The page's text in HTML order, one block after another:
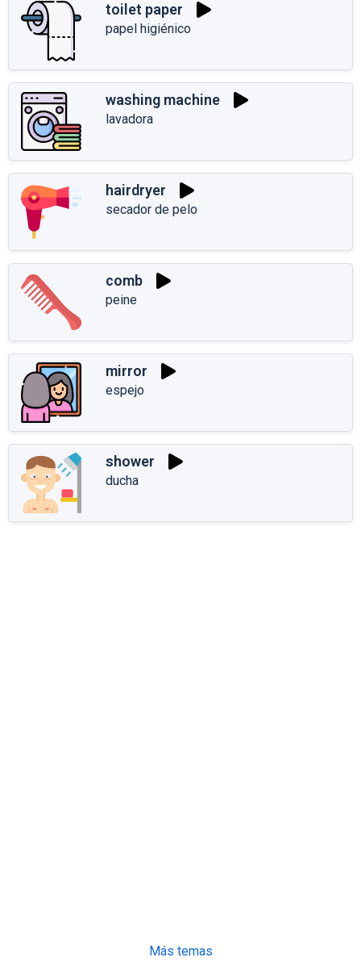
toilet paper
papel higiénico
washing machine
lavadora
hairdryer
secador de pelo
comb
peine
mirror
espejo
shower
ducha
Más temas